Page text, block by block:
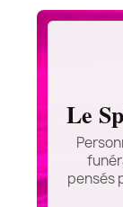
Le
pensés